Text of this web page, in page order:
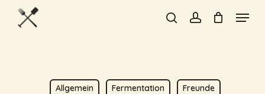
Skip
searchaccount
Menu
Allgemein Fermentation Freunde